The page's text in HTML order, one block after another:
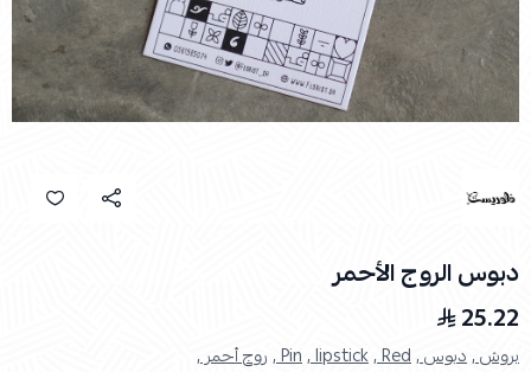
دبوس الروج الأحمر
25.22
بروش ,دبوس ,Red ,
lipstick ,
Pin , روج أحمر ,